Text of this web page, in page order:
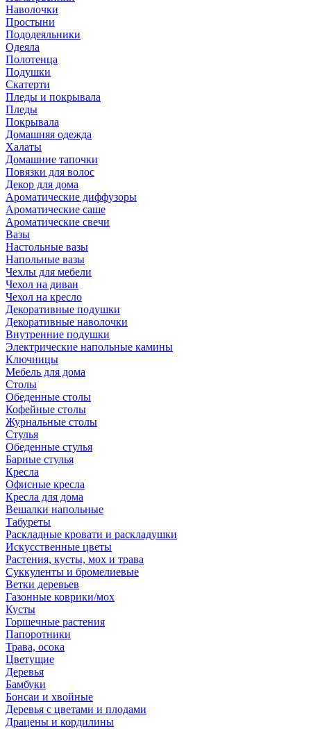
Наволочки
Простыни
Пододеяльники
Одеяла
Полотенца
Подушки
Скатерти
Пледы и покрывала
Пледы
Покрывала
Домашняя одежда
Халаты
Домашние тапочки
Повязки для волос
Декор для дома
Ароматические диффузоры
Ароматические саше
Ароматические свечи
Вазы
Настольные вазы
Напольные вазы
Чехлы для мебели
Чехол на диван
Чехол на кресло
Декоративные подушки
Декоративные наволочки
Внутренние подушки
Электрические напольные камины
Ключницы
Мебель для дома
Столы
Обеденные столы
Кофейные столы
Журнальные столы
Стулья
Обеденные стулья
Барные стулья
Кресла
Офисные кресла
Кресла для дома
Вешалки напольные
Табуреты
Раскладные кровати и раскладушки
Искусственные цветы
Растения, кусты, мох и трава
Суккуленты и бромелиевые
Ветки деревьев
Газонные коврики/мох
Кусты
Горшечные растения
Папоротники
Трава, осока
Цветущие
Деревья
Бамбуки
Бонсаи и хвойные
Деревья с цветами и плодами
Драцены и кордилины